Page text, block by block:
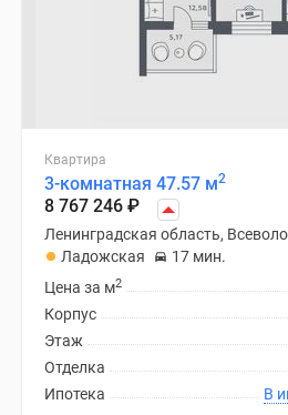
Квартира
3-комнатная 47.57 м2
8 767 246 ₽
Ленинградская область,
Ладожская
17 мин.
Цена за м2
Корпус
Этаж
Отделка
Ипотека